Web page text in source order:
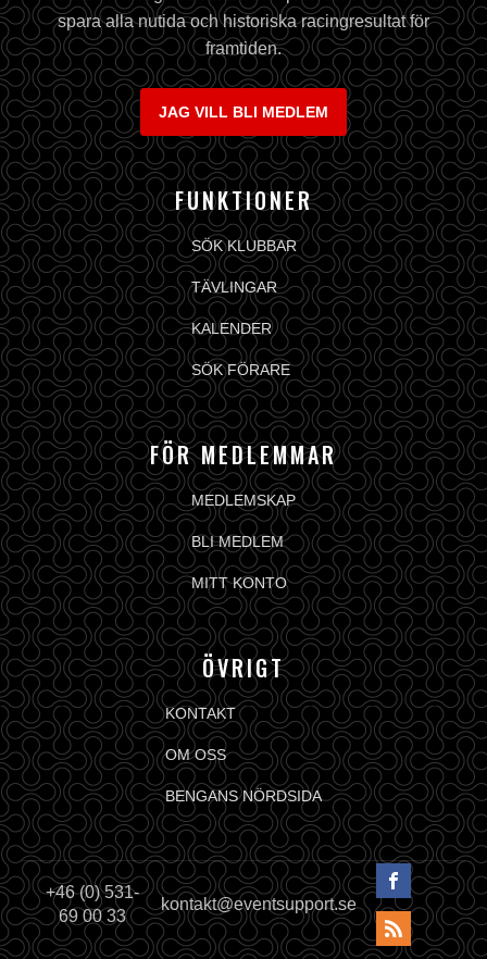
spara alla nutida och historiska racingresultat för
framtiden.
JAG VILL BLI MEDLEM
FUNKTIONER
SÖK KLUBBAR
TÄVLINGAR
KALENDER
SÖK FÖRARE
FÖR MEDLEMMAR
MEDLEMSKAP
BLI MEDLEM
MITT KONTO
ÖVRIGT
KONTAKT
OM OSS
BENGANS NÖRDSIDA
+46 (0) 531-
69 00 33
kontakt@eventsupport.se